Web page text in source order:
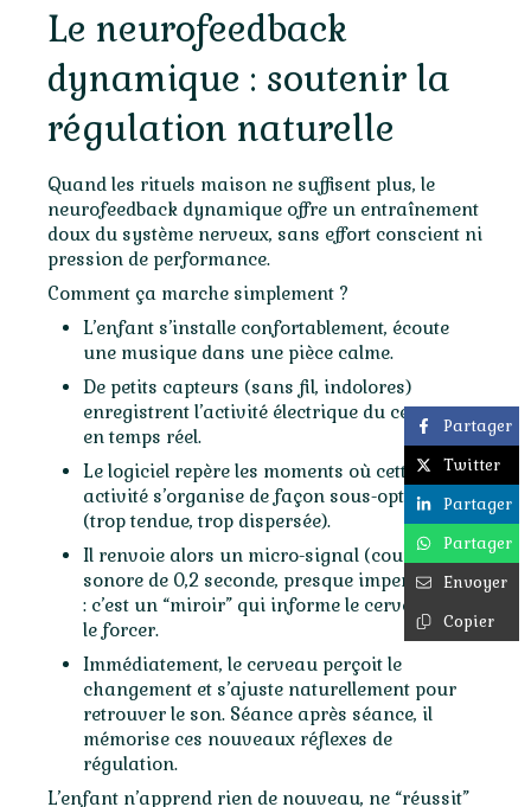
Le neurofeedback
dynamique : soutenir la
régulation naturelle
Quand les rituels maison ne suffisent plus, le
neurofeedback dynamique offre un entraînement
doux du système nerveux, sans effort conscient ni
pression de performance.
Comment ça marche simplement ?
L’enfant s’installe confortablement, écoute
une musique dans une pièce calme.
De petits capteurs (sans fil, indolores)
enregistrent l’activité électrique du cerveau
en temps réel.
Le logiciel repère les moments où cette
activité s’organise de façon sous-optimale
(trop tendue, trop dispersée).
Il renvoie alors un micro-signal (coupure
sonore de 0,2 seconde, presque imperceptible)
: c’est un “miroir” qui informe le cerveau sans
le forcer.
Immédiatement, le cerveau perçoit le
changement et s’ajuste naturellement pour
retrouver le son. Séance après séance, il
mémorise ces nouveaux réflexes de
régulation.
L’enfant n’apprend rien de nouveau, ne “réussit”
Partager
Twitter
Partager
Partager
Envoyer
Copier